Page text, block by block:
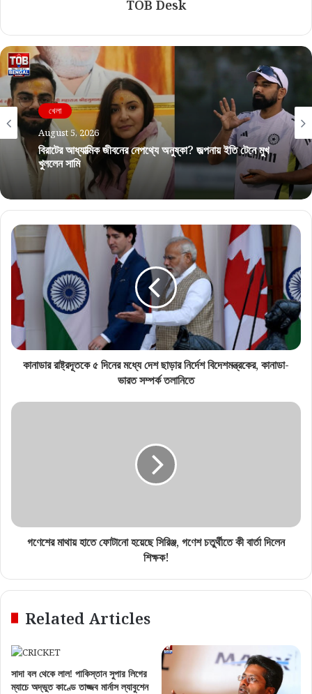
TOB Desk
খেলা
August 5, 2026
বিরাটের আধ্যাত্মিক জীবনের নেপথ্যে অনুষ্কা? জল্পনায় ইতি টেনে মুখ
খুললেন সামি
কানাডার রাষ্ট্রদূতকে ৫ দিনের মধ্যে দেশ ছাড়ার নির্দেশ বিদেশমন্ত্রকের, কানাডা-
ভারত সম্পর্ক তলানিতে
গণেশের মাথায় হাতে ফোটানো হয়েছে সিরিঞ্জ, গণেশ চতুর্থীতে কী বার্তা দিলেন
শিক্ষক!
Related Articles
সাদা বল থেকে লাল! পাকিস্তান সুপার লিগের
ম্যাচে অদ্ভুত কাণ্ডে তাজ্জব মার্নাস ল্যাবুশেন